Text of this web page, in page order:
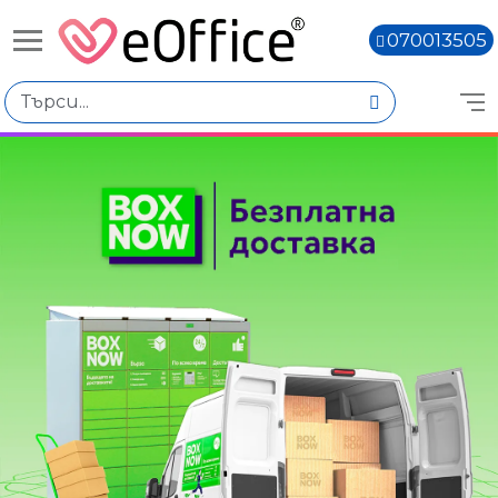
070013505
Избери по
Подкатегории
USB памети
Твърди дискови устройства
CD/DVD/FDD
€0.00 - €100.00
€100.01 - €200.00
€200.02 - €300.01
Вид продукт
CD-R